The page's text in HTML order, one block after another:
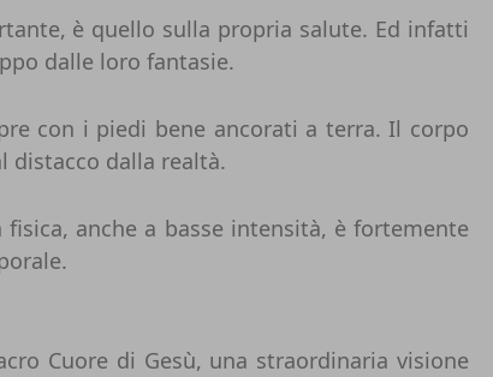
è quello sulla propria salute. Ed infatti
dalle loro fantasie.
con i piedi bene ancorati a terra. Il corpo
distacco dalla realtà.
anche a basse intensità, è fortemente
Cuore di Gesù, una straordinaria visione